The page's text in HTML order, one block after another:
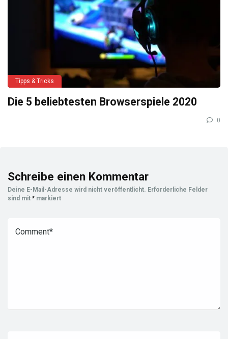
Tipps & Tricks
Die 5 beliebtesten Browserspiele 2020
0
Schreibe einen Kommentar
Deine E-Mail-Adresse wird nicht veröffentlicht. Erforderliche Felder
sind mit * markiert